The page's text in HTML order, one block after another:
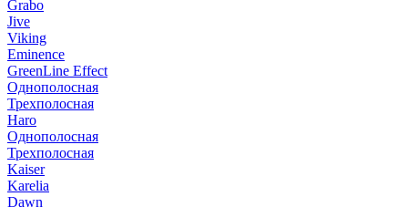
Grabo
Jive
Viking
Eminence
GreenLine Effect
Однополосная
Трехполосная
Haro
Однополосная
Трехполосная
Kaiser
Karelia
Dawn